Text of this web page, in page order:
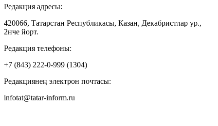
Редакция адресы:
420066, Татарстан Республикасы, Казан, Декабристлар ур.,
2нче йорт.
Редакция телефоны:
+7 (843) 222-0-999 (1304)
Редакциянең электрон почтасы:
infotat@tatar-inform.ru